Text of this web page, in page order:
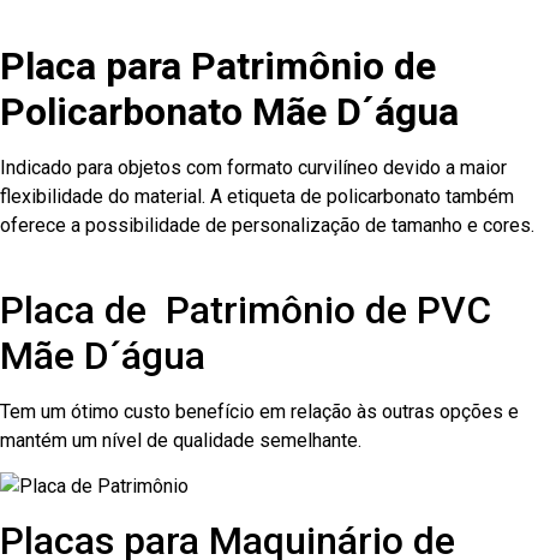
Placa para Patrimônio de
Policarbonato Mãe D´água
Indicado para objetos com formato curvilíneo devido a maior
flexibilidade do material. A etiqueta de policarbonato também
oferece a possibilidade de personalização de tamanho e cores.
Placa de Patrimônio de PVC
Mãe D´água
Tem um ótimo custo benefício em relação às outras opções e
mantém um nível de qualidade semelhante.
Placas para Maquinário de